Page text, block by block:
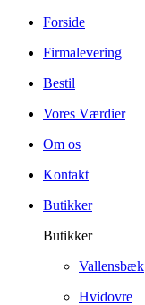
Forside
Firmalevering
Bestil
Vores Værdier
Om os
Kontakt
Butikker
Butikker
Vallensbæk
Hvidovre